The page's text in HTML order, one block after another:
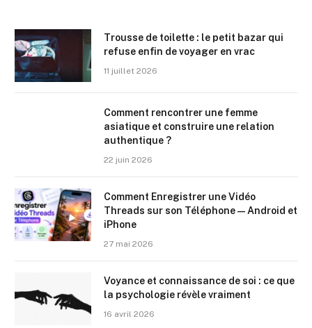
Trousse de toilette : le petit bazar qui
refuse enfin de voyager en vrac
11 juillet 2026
Comment rencontrer une femme
asiatique et construire une relation
authentique ?
22 juin 2026
Comment Enregistrer une Vidéo
Threads sur son Téléphone — Android et
iPhone
27 mai 2026
Voyance et connaissance de soi : ce que
la psychologie révèle vraiment
16 avril 2026